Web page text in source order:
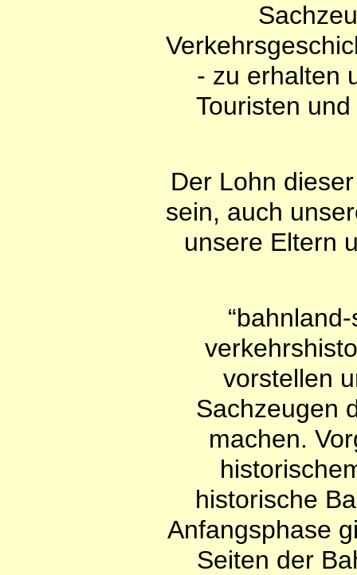
- zu erhalten
Touristen
Der Lohn
sein, auch
unsere Eltern
vorstellen
Sachzeugen
machen.
historische
Anfangsphase
Seiten der